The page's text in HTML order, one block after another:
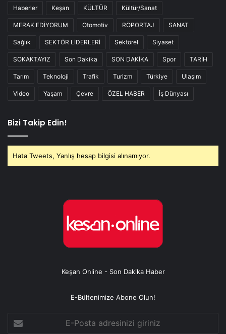
Haberler Keşan KÜLTÜR Kültür/Sanat
MERAK EDİYORUM Otomotiv RÖPORTAJ SANAT
Sağlık SEKTÖR LİDERLERİ Sektörel Siyaset
SOKAKTAYIZ Son Dakika SON DAKİKA Spor TARİH
Tarım Teknoloji Trafik Turizm Türkiye Ulaşım
Video Yaşam Çevre ÖZEL HABER İş Dünyası
Bizi Takip Edin!
Hata Tweets, Yanlış hesap bilgisi alınamıyor.
Keşan Online - Son Dakika Haber
E-Bültenimize Abone Olun!
Posta